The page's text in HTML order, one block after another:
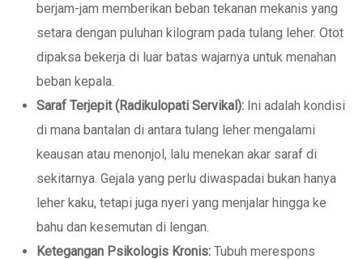
berjam-jam memberikan beban tekanan mekanis yang
setara dengan puluhan kilogram pada tulang leher. Otot
dipaksa bekerja di luar batas wajarnya untuk menahan
beban kepala.
Saraf Terjepit (Radikulopati Servikal): Ini adalah kondisi
di mana bantalan di antara tulang leher mengalami
keausan atau menonjol, lalu menekan akar saraf di
sekitarnya. Gejala yang perlu diwaspadai bukan hanya
leher kaku, tetapi juga nyeri yang menjalar hingga ke
bahu dan kesemutan di lengan.
Ketegangan Psikologis Kronis: Tubuh merespons